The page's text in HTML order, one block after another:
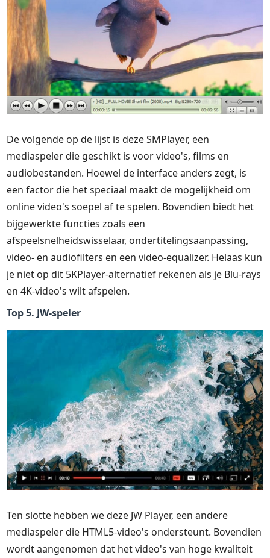
De volgende op de lijst is deze SMPlayer, een
mediaspeler die geschikt is voor video's, films en
audiobestanden. Hoewel de interface anders zegt, is
een factor die het speciaal maakt de mogelijkheid om
online video's soepel af te spelen. Bovendien biedt het
bijgewerkte functies zoals een
afspeelsnelheidswisselaar, ondertitelingsaanpassing,
video- en audiofilters en een video-equalizer. Helaas kun
je niet op dit 5KPlayer-alternatief rekenen als je Blu-rays
en 4K-video's wilt afspelen.
Top 5. JW-speler
Ten slotte hebben we deze JW Player, een andere
mediaspeler die HTML5-video's ondersteunt. Bovendien
wordt aangenomen dat het video's van hoge kwaliteit